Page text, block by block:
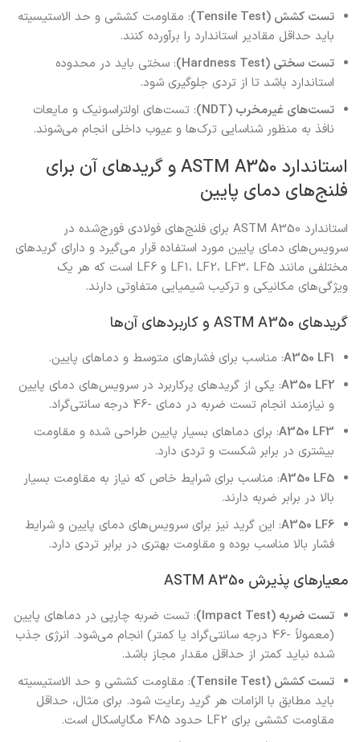
تست کشش (Tensile Test)
: مقاومت کششی و حد الاستیسیته
باید حداقل مقادیر استاندارد را برآورده کنند.
تست سختی (Hardness Test)
: سختی باید در محدوده
استاندارد باشد تا از تردی جلوگیری شود.
تست‌های غیرمخرب (NDT)
: تست‌های اولتراسونیک و مایعات
نافذ به منظور شناسایی ترک‌ها و عیوب داخلی انجام می‌شوند.
استاندارد ASTM A350 و گریدهای آن برای
فلنج‌های دمای پایین
استاندارد ASTM A350 برای فلنج‌های فولادی فورج‌شده در
سرویس‌های دمای پایین مورد استفاده قرار می‌گیرد و دارای گریدهای
مختلفی مانند LF1، LF2، LF3، LF5 و LF6 است که هر یک
ویژگی‌های مکانیکی و ترکیب شیمیایی متفاوتی دارند.
گریدهای ASTM A350 و کاربردهای آن‌ها
A350 LF1: مناسب برای فشارهای متوسط و دماهای پایین.
A350 LF2: یکی از گریدهای پرکاربرد در سرویس‌های دمای پایین
و نیازمند انجام تست ضربه در دمای -46 درجه سانتی‌گراد.
A350 LF3: برای دماهای بسیار پایین طراحی شده و مقاومت
بیشتری در برابر شکست و تردی دارد.
A350 LF5: مناسب برای شرایط خاص که نیاز به مقاومت بسیار
بالا در برابر ضربه دارند.
A350 LF6: این گرید نیز برای سرویس‌های دمای پایین و شرایط
فشار بالا مناسب بوده و مقاومت بهتری در برابر تردی دارد.
معیارهای پذیرش ASTM A350
تست ضربه (Impact Test)
: تست ضربه چارپی در دماهای پایین
(معمولاً -46 درجه سانتی‌گراد یا کمتر) انجام می‌شود. انرژی جذب
شده نباید کمتر از حداقل مقدار مجاز باشد.
تست کشش (Tensile Test)
: مقاومت کششی و حد الاستیسیته
باید مطابق با الزامات هر گرید رعایت شود. برای مثال، حداقل
مقاومت کششی برای LF2 حدود 485 مگاپاسکال است.